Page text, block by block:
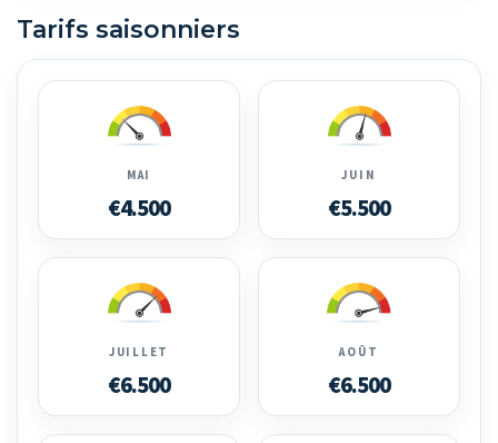
Tarifs saisonniers
MAI
€4.500
JUIN
€5.500
JUILLET
€6.500
AOÛT
€6.500